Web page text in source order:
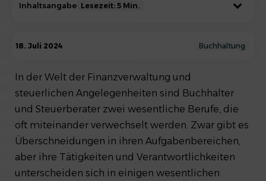
Inhaltsangabe Lesezeit: 5 Min.
Steuerberater: Beratungs- und
Prüfungsexperten
Gemeinsamkeiten und Unterschiede
Fazit
18. Juli 2024 Buchhaltung
In der Welt der Finanzverwaltung und
steuerlichen Angelegenheiten sind Buchhalter
und Steuerberater zwei wesentliche Berufe, die
oft miteinander verwechselt werden. Zwar gibt es
Überschneidungen in ihren Aufgabenbereichen,
aber ihre Tätigkeiten und Verantwortlichkeiten
unterscheiden sich in einigen wesentlichen